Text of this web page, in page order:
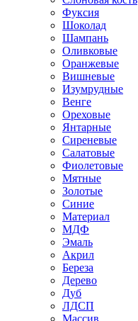
Фуксия
Шоколад
Шампань
Оливковые
Оранжевые
Вишневые
Изумрудные
Венге
Ореховые
Янтарные
Сиреневые
Салатовые
Фиолетовые
Мятные
Золотые
Синие
Материал
МДФ
Эмаль
Акрил
Береза
Дерево
Дуб
ЛДСП
Массив